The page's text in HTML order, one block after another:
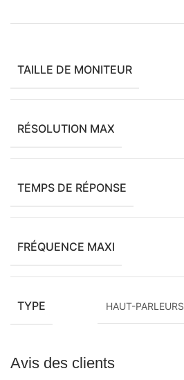
TAILLE DE MONITEUR
RÉSOLUTION MAX
TEMPS DE RÉPONSE
FRÉQUENCE MAXI
TYPE HAUT-PARLEURS
Avis des clients